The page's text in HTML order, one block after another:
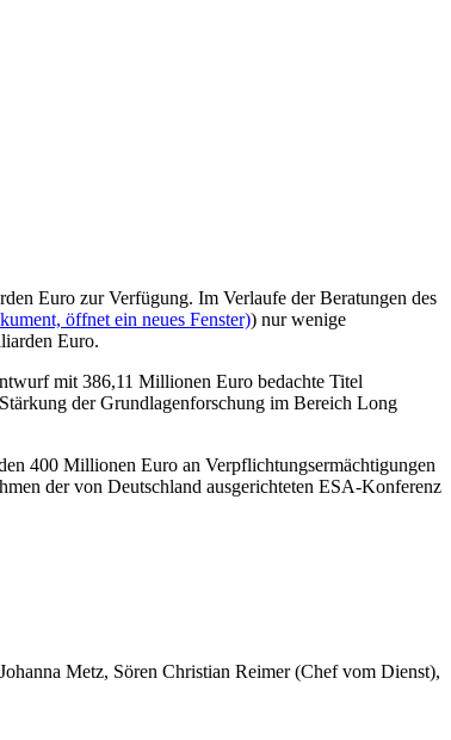
Euro zur Verfügung. Im Verlaufe der Beratungen des
öffnet ein neues Fenster)) nur wenige
Euro.
mit 386,11 Millionen Euro bedachte Titel
der Grundlagenforschung im Bereich Long
400 Millionen Euro an Verpflichtungsermächtigungen
der von Deutschland ausgerichteten ESA-Konferenz
Metz, Sören Christian Reimer (Chef vom Dienst),